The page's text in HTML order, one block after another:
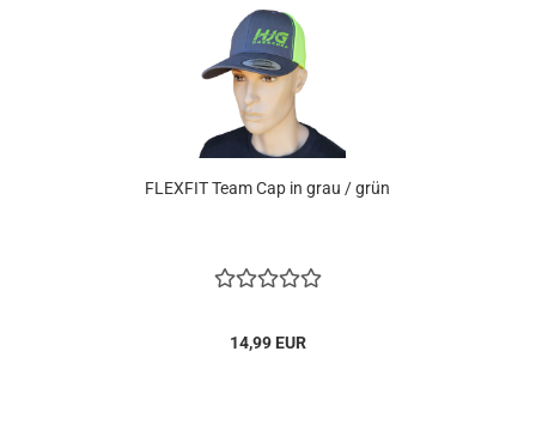
FLEXFIT Team Cap in grau / grün
14,99 EUR